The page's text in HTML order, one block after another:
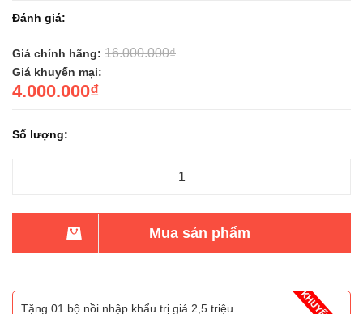
Đánh giá:
Giá chính hãng: 16.000.000₫
Giá khuyến mại:
4.000.000₫
Số lượng:
Mua sản phẩm
Tặng 01 bộ nồi nhập khẩu trị giá 2,5 triệu